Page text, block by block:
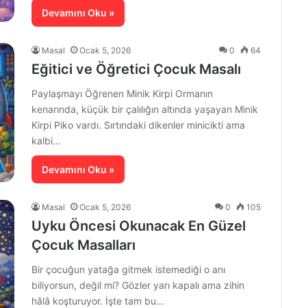
Devamını Oku »
Masal Ocak 5, 2026 0 64
Eğitici ve Öğretici Çocuk Masalı
Paylaşmayı Öğrenen Minik Kirpi Ormanın
kenarında, küçük bir çalılığın altında yaşayan Minik
Kirpi Piko vardı. Sırtındaki dikenler minicikti ama
kalbi…
Devamını Oku »
Masal Ocak 5, 2026 0 105
Uyku Öncesi Okunacak En Güzel
Çocuk Masalları
Bir çocuğun yatağa gitmek istemediği o anı
biliyorsun, değil mi? Gözler yarı kapalı ama zihin
hâlâ koşturuyor. İşte tam bu…